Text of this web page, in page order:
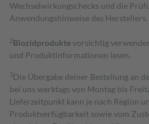
Wechselwirkungschecks und die
Anwendungshinweise des Herstellers.
2Biozidproduktevorsichtig
und Produktinformationen lesen.
3Die Übergabe deiner Bestellung an
bei uns werktags von Montag bis
Lieferzeitpunkt kann je nach Region
Produktverfügbarkeit sowie vom